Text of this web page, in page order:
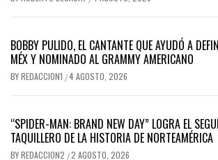
BOBBY PULIDO, EL CANTANTE QUE AYUDÓ A
MÉX Y NOMINADO AL GRAMMY AMERICANO
BYREDACCION1 /4 AGOSTO, 2026
“SPIDER-MAN: BRAND NEW DAY” LOGRA EL
TAQUILLERO DE LA HISTORIA DE NORTEAMÉRICA
BYREDACCION2 /2 AGOSTO, 2026